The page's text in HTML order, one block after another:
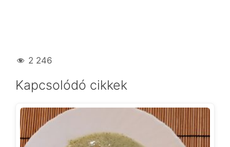
2 246
Kapcsolódó cikkek